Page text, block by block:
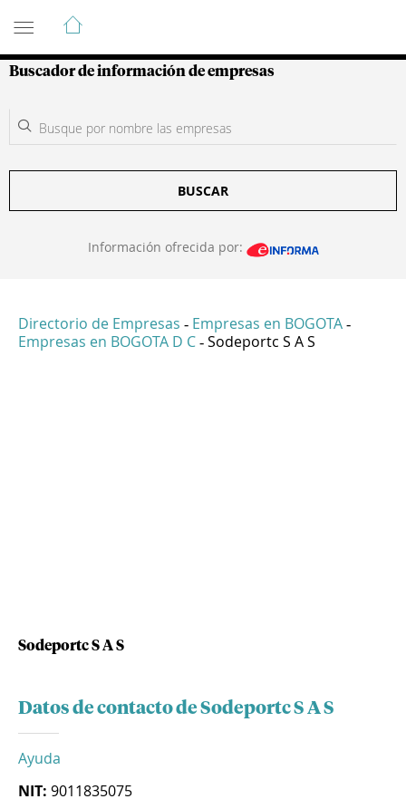
Guía de Empresas Colombianas
Buscador de información de empresas
BUSCAR
Información ofrecida por:
Directorio de Empresas - Empresas en BOGOTA -
Empresas en BOGOTA D C - Sodeportc S A S
Sodeportc S A S
Datos de contacto de Sodeportc S A S
Ayuda
NIT: 9011835075